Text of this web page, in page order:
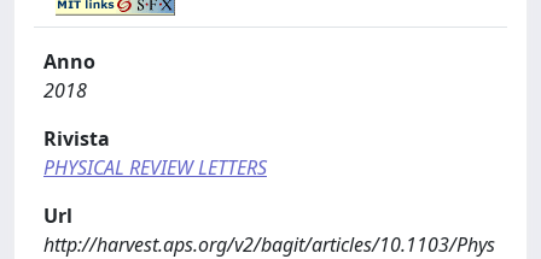
Anno
2018
Rivista
PHYSICAL REVIEW LETTERS
Url
http://harvest.aps.org/v2/bagit/articles/10.1103/Phys